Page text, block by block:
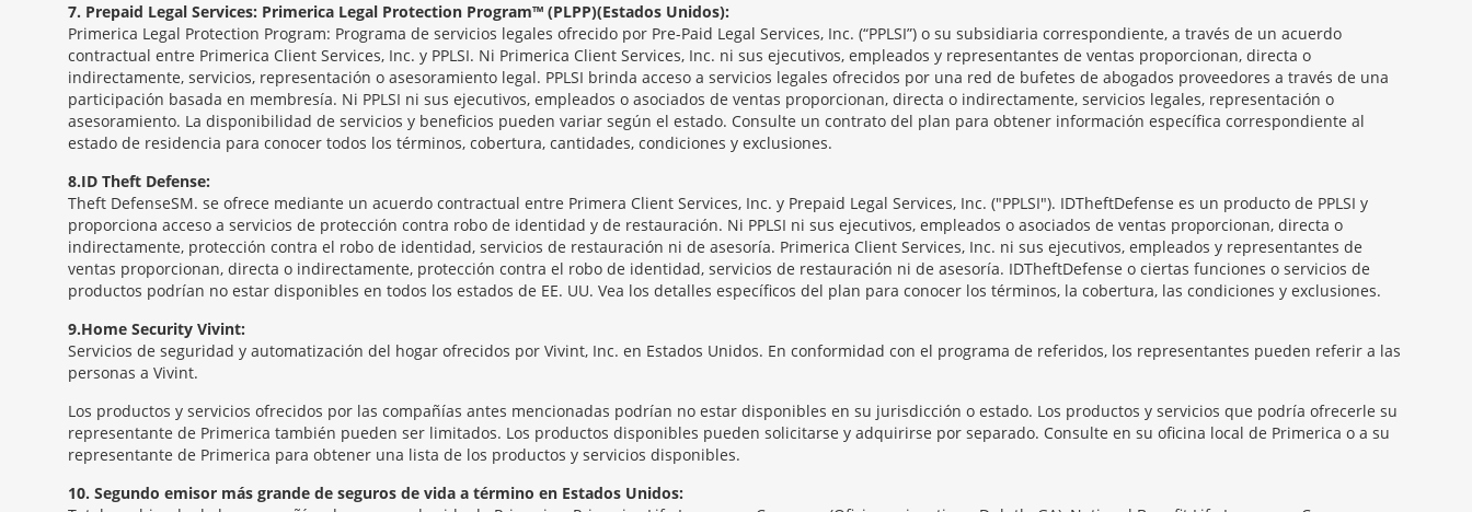
7 Prepaid Legal Services: Primerica Legal Protection Program™ (PLPP)(Estados Unidos):
Primerica Legal Protection Program: Programa de servicios legales ofrecido por Pre-Paid Legal Services, Inc. (“PPLSI”) o su subsidiaria correspondiente, a través de un acuerdo
contractual entre Primerica Client Services, Inc. y PPLSI. Ni Primerica Client Services, Inc. ni sus ejecutivos, empleados y representantes de ventas proporcionan, directa o
indirectamente, servicios, representación o asesoramiento legal. PPLSI brinda acceso a servicios legales ofrecidos por una red de bufetes de abogados proveedores a través de una
participación basada en membresía. Ni PPLSI ni sus ejecutivos, empleados o asociados de ventas proporcionan, directa o indirectamente, servicios legales, representación o
asesoramiento. La disponibilidad de servicios y beneficios pueden variar según el estado. Consulte un contrato del plan para obtener información específica correspondiente al
estado de residencia para conocer todos los términos, cobertura, cantidades, condiciones y exclusiones.
8 ID Theft Defense:
Theft DefenseSM se ofrece mediante un acuerdo contractual entre Primera Client Services, Inc. y Prepaid Legal Services, Inc. ("PPLSI"). IDTheftDefense es un producto de PPLSI y
proporciona acceso a servicios de protección contra robo de identidad y de restauración. Ni PPLSI ni sus ejecutivos, empleados o asociados de ventas proporcionan, directa o
indirectamente, protección contra el robo de identidad, servicios de restauración ni de asesoría. Primerica Client Services, Inc. ni sus ejecutivos, empleados y representantes de
ventas proporcionan, directa o indirectamente, protección contra el robo de identidad, servicios de restauración ni de asesoría. IDTheftDefense o ciertas funciones o servicios de
productos podrían no estar disponibles en todos los estados de EE. UU. Vea los detalles específicos del plan para conocer los términos, la cobertura, las condiciones y exclusiones.
9 Home Security Vivint:
Servicios de seguridad y automatización del hogar ofrecidos por Vivint, Inc. en Estados Unidos. En conformidad con el programa de referidos, los representantes pueden referir a las
personas a Vivint.
Los productos y servicios ofrecidos por las compañías antes mencionadas podrían no estar disponibles en su jurisdicción o estado. Los productos y servicios que podría ofrecerle su
representante de Primerica también pueden ser limitados. Los productos disponibles pueden solicitarse y adquirirse por separado. Consulte en su oficina local de Primerica o a su
representante de Primerica para obtener una lista de los productos y servicios disponibles.
10 Segundo emisor más grande de seguros de vida a término en Estados Unidos: